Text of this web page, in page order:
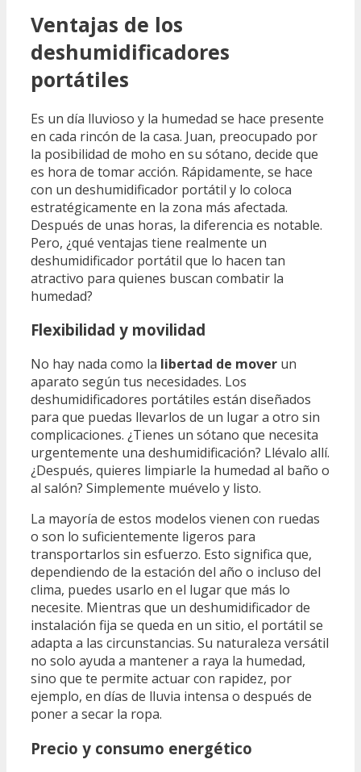
Ventajas de los
deshumidificadores
portátiles
Es un día lluvioso y la humedad se hace presente
en cada rincón de la casa. Juan, preocupado por
la posibilidad de moho en su sótano, decide que
es hora de tomar acción. Rápidamente, se hace
con un deshumidificador portátil y lo coloca
estratégicamente en la zona más afectada.
Después de unas horas, la diferencia es notable.
Pero, ¿qué ventajas tiene realmente un
deshumidificador portátil que lo hacen tan
atractivo para quienes buscan combatir la
humedad?
Flexibilidad y movilidad
No hay nada como la libertad de mover un
aparato según tus necesidades. Los
deshumidificadores portátiles están diseñados
para que puedas llevarlos de un lugar a otro sin
complicaciones. ¿Tienes un sótano que necesita
urgentemente una deshumidificación? Llévalo allí.
¿Después, quieres limpiarle la humedad al baño o
al salón? Simplemente muévelo y listo.
La mayoría de estos modelos vienen con ruedas
o son lo suficientemente ligeros para
transportarlos sin esfuerzo. Esto significa que,
dependiendo de la estación del año o incluso del
clima, puedes usarlo en el lugar que más lo
necesite. Mientras que un deshumidificador de
instalación fija se queda en un sitio, el portátil se
adapta a las circunstancias. Su naturaleza versátil
no solo ayuda a mantener a raya la humedad,
sino que te permite actuar con rapidez, por
ejemplo, en días de lluvia intensa o después de
poner a secar la ropa.
Precio y consumo energético